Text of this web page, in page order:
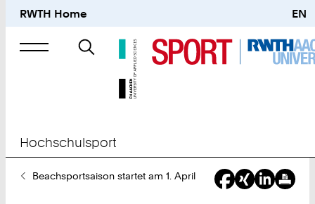
RWTH Home EN
Suche
nach
Hochschulsport
SieBeachsportsaison startet am 1. April